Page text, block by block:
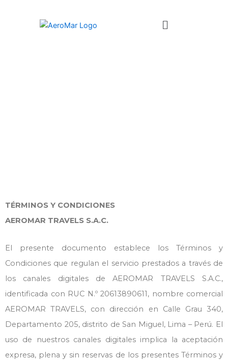
Menú
TÉRMINOS Y CONDICIONES
AEROMAR TRAVELS S.A.C.
El presente documento establece los Términos y
Condiciones que regulan el servicio prestados a través de
los canales digitales de AEROMAR TRAVELS S.A.C.,
identificada con RUC N.º 20613890611, nombre comercial
AEROMAR TRAVELS, con dirección en Calle Grau 340,
Departamento 205, distrito de San Miguel, Lima – Perú. El
uso de nuestros canales digitales implica la aceptación
expresa, plena y sin reservas de los presentes Términos y